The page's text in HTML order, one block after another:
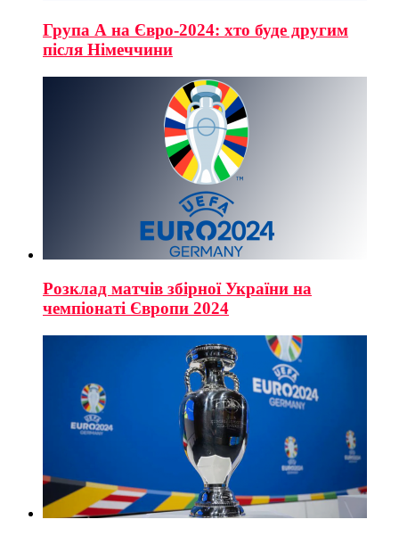
Група А на Євро-2024: хто буде другим
після Німеччини
Розклад матчів збірної України на
чемпіонаті Європи 2024